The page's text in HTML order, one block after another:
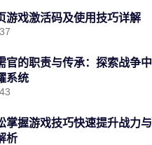
游戏激活码及使用技巧详解
官的职责与传承：探索战争中
系统
掌握游戏技巧快速提升战力与
析